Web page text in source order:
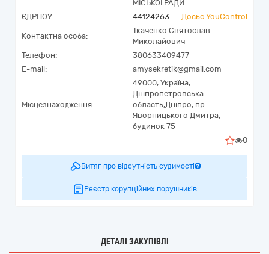
МІСЬКОЇ РАДИ
ЄДРПОУ:
44124263 Досьє YouControl
Контактна особа:
Ткаченко Святослав
Миколайович
Телефон:
380633409477
E-mail:
amysekretik@gmail.com
Місцезнаходження:
49000, Україна,
Дніпропетровська
область,Дніпро, пр.
Яворницького Дмитра,
будинок 75
0
Витяг про відсутність судимості
Реєстр корупційних порушників
ДЕТАЛІ ЗАКУПІВЛІ